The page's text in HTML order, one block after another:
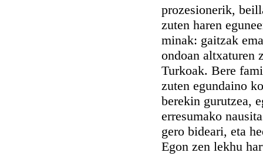
prozesionerik,
zuten haren
minak: gaitzak
ondoan altxaturen
Turkoak. Bere
zuten egundaino
berekin gurutzea,
erresumako
gero bideari, eta
Egon zen lekhu